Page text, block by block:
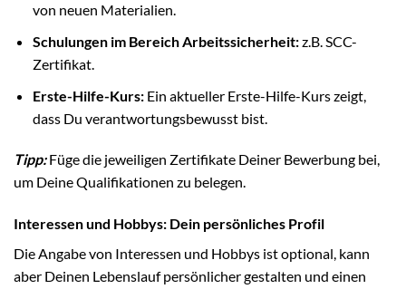
von neuen Materialien.
Schulungen im Bereich Arbeitssicherheit:z.B. SCC-
Zertifikat.
Erste-Hilfe-Kurs:Ein aktueller Erste-Hilfe-Kurs zeigt,
dass Du verantwortungsbewusst bist.
Tipp:Füge die jeweiligen Zertifikate Deiner Bewerbung bei,
um Deine Qualifikationen zu belegen.
Interessen und Hobbys: Dein persönliches Profil
Die Angabe von Interessen und Hobbys ist optional, kann
aber Deinen Lebenslauf persönlicher gestalten und einen